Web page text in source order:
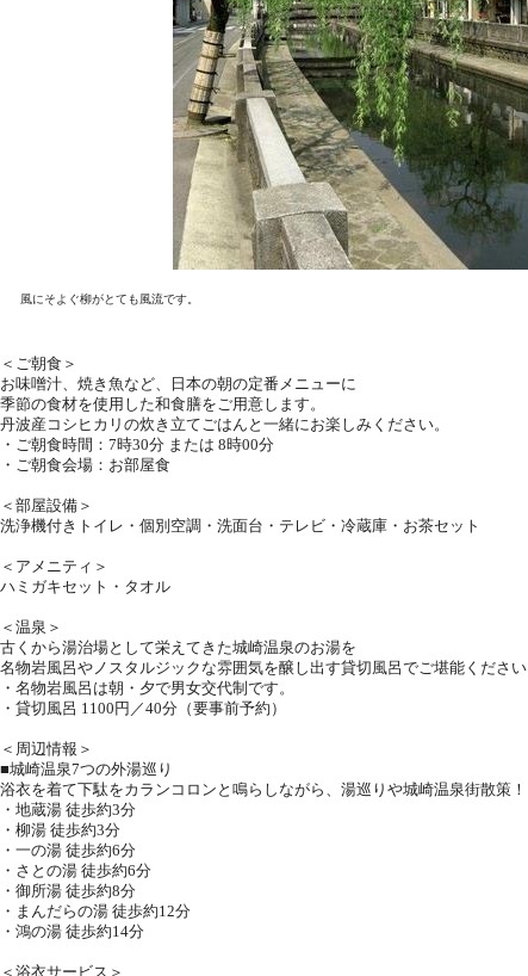
風にそよぐ柳がとても風流です。
＜ご朝食＞
お味噌汁、焼き魚など、日本の朝の定番メニューに
季節の食材を使用した和食膳をご用意します。
丹波産コシヒカリの炊き立てごはんと一緒にお楽しみください。
・ご朝食時間：7時30分 または 8時00分
・ご朝食会場：お部屋食
＜部屋設備＞
洗浄機付きトイレ・個別空調・洗面台・テレビ・冷蔵庫・お茶セット
＜アメニティ＞
ハミガキセット・タオル
＜温泉＞
古くから湯治場として栄えてきた城崎温泉のお湯を
名物岩風呂やノスタルジックな雰囲気を醸し出す貸切風呂でご堪能ください
・名物岩風呂は朝・夕で男女交代制です。
・貸切風呂 1100円／40分（要事前予約）
＜周辺情報＞
■城崎温泉7つの外湯巡り
浴衣を着て下駄をカランコロンと鳴らしながら、湯巡りや城崎温泉街散策！
・地蔵湯 徒歩約3分
・柳湯 徒歩約3分
・一の湯 徒歩約6分
・さとの湯 徒歩約6分
・御所湯 徒歩約8分
・まんだらの湯 徒歩約12分
・鴻の湯 徒歩約14分
＜浴衣サービス＞